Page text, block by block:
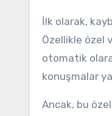
İlk olarak,
Özellikle özel
otomatik
konuşmalar
Ancak, bu